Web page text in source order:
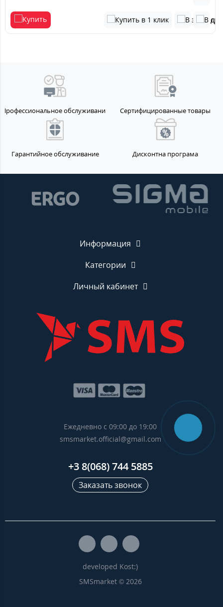
Профессиональное обслуживание Сертифицированные товары
Гарантийное обслуживание Дисконтна програма
Информация
Категории
Личный кабинет
Ежедневно с 09:00 до 19:00
smsmarket.official@gmail.com
+3 8(068) 744 5885
Заказать звонок
SMSmarket © 2026
developed Kost:)